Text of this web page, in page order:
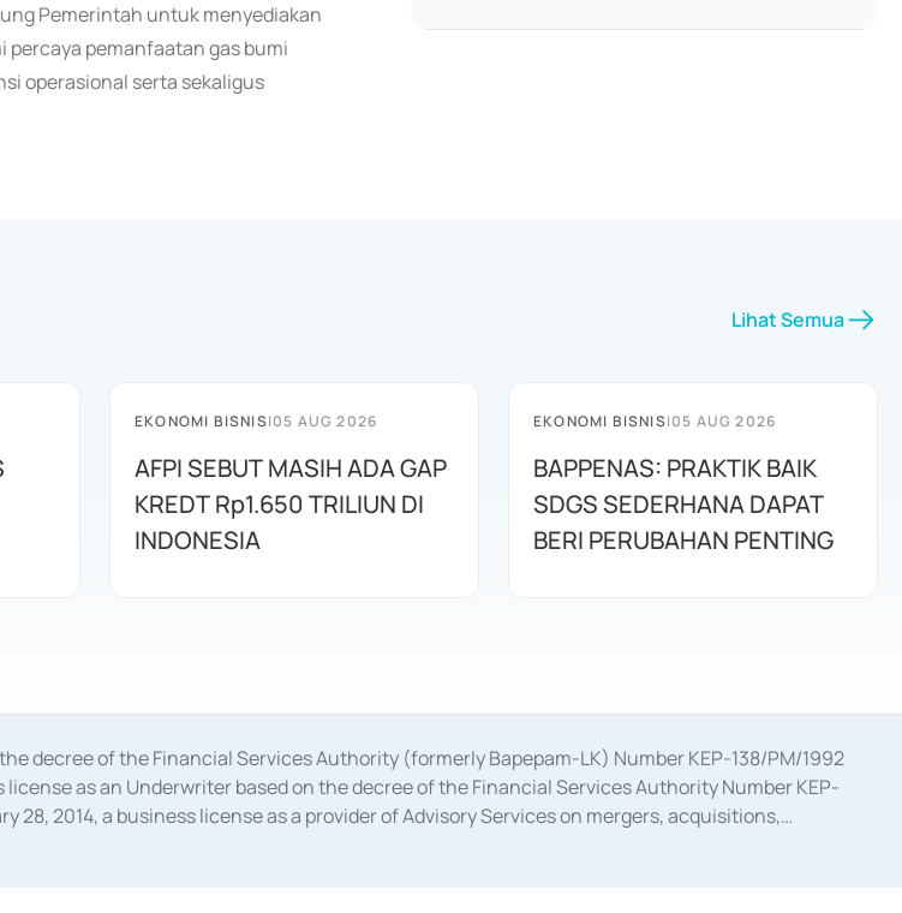
Pemerintah untuk menyediakan
percaya pemanfaatan gas bumi
operasional serta sekaligus
Lihat Semua
EKONOMI BISNIS|05 AUG 2026
AFPI SEBUT MASIH ADA GAP
KREDT Rp1.650 TRILIUN DI
INDONESIA
EKONOMI BISNIS|05 AUG 2026
BAPPENAS: PRAKTIK BAIK
SDGS SEDERHANA DAPAT
BERI PERUBAHAN PENTING
decree of the Financial Services Authority (formerly Bapepam-LK) Number KEP-138/PM/1992
license as an Underwriter based on the decree of the Financial Services Authority Number KEP-
28, 2014, a business license as a provider of Advisory Services on mergers, acquisitions,
Number S-67/PM.21/2014 dated February 28, 2014, a business license as a provider of